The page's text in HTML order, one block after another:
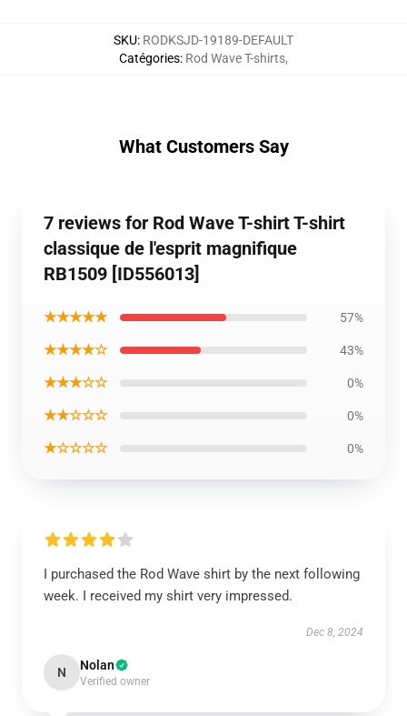
SKU: RODKSJD-19189-DEFAULT
Catégories: Rod Wave T-shirts,
What Customers Say
7 reviews for Rod Wave T-shirt T-shirt
classique de l'esprit magnifique
RB1509 [ID556013]
★★★★★ 57%
★★★★☆ 43%
★★★☆☆ 0%
★★☆☆☆ 0%
★☆☆☆☆ 0%
I purchased the Rod Wave shirt by the next following
week. I received my shirt very impressed.
Dec 8, 2024
N Nolan
Verified owner